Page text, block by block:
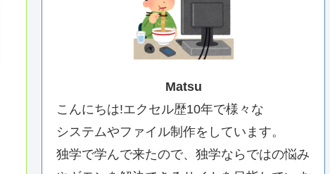
Matsu
こんにちは!エクセル歴10年で様々な
システムやファイル制作をしています。
独学で学んで来たので、独学ならではの悩み